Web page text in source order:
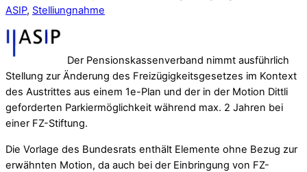
ASIP, Stelliungnahme
Der Pensionskassenverband nimmt ausführlich
Stellung zur Änderung des Freizügigkeitsgesetzes im Kontext
des Austrittes aus einem 1e-Plan und der in der Motion Dittli
geforderten Parkiermöglichkeit während max. 2 Jahren bei
einer FZ-Stiftung.
Die Vorlage des Bundesrats enthält Elemente ohne Bezug zur
erwähnten Motion, da auch bei der Einbringung von FZ-